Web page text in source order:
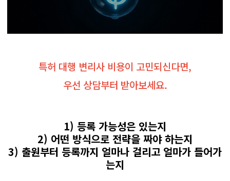
특허 대행 변리사 비용이 고민되신다면,
우선 상담부터 받아보세요.
1) 등록 가능성은 있는지
2) 어떤 방식으로 전략을 짜야 하는지
3) 출원부터 등록까지 얼마나 걸리고 얼마가 들어가
는지